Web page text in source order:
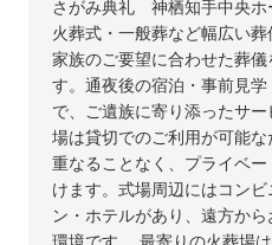
さがみ典礼 神栖知手中央ホ
火葬式・一般葬など幅広い
家族のご要望に合わせた葬
す。通夜後の宿泊・事前見
で、ご遺族に寄り添ったサ
場は貸切でのご利用が可能
重なることなく、プライベ
けます。式場周辺にはコン
ン・ホテルがあり、遠方か
環境です。 最寄りの火葬場